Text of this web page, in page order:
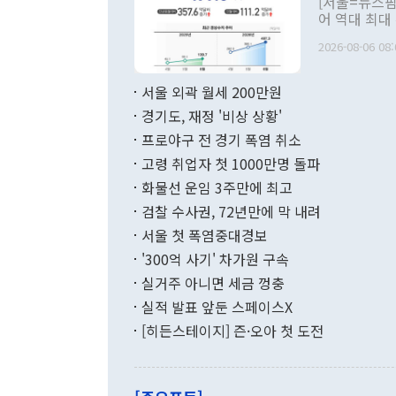
관 부처 장
관의 무리한
다. [정동영 통일부 장관이 지난달 23일 오후 서울 종로구 정부서울청사에
무너졌다고
함께 4자 대
"우리의 선
관은 업무
어 역대 최
료=한국은행] 한국은행이 6일 발표한 '2026년 6월 국제수지(잠정)'
며 월간 기
196.9% 급
수출은
기록했지만
로 전환됐다.
는 배당수입
2026-08-06
서울 외곽 월세 200만원
경기도, 재정 '비상 상황'
프로야구 전 경기 폭염 취소
고령 취업자 첫 1000만명 돌파
화물선 운임 3주만에 최고
검찰 수사권, 72년만에 막 내려
서울 첫 폭염중대경보
'300억 사기' 차가원 구속
실거주 아니면 세금 껑충
실적 발표 앞둔 스페이스X
[히든스테이지] 즌·오아 첫 도전